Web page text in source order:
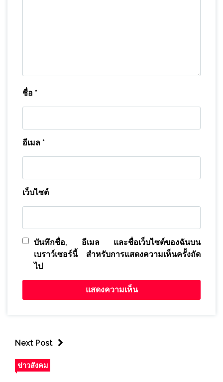
ชื่อ *
อีเมล *
เว็บไซต์
บันทึกชื่อ, อีเมล และชื่อเว็บไซต์ของฉันบน
เบราว์เซอร์นี้ สำหรับการแสดงความเห็นครั้งถัด
ไป
Next Post
ข่าวสังคม